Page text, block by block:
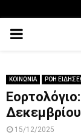
PRIMARY
ΚΟΙΝΩΝΙΑ ΡΟΗ
Δεκεμβρίου
15/12/2025